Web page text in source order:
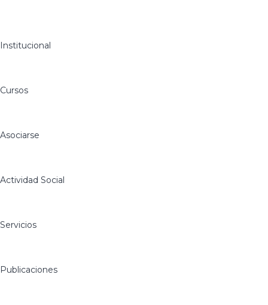
Institucional
Cursos
Asociarse
Actividad Social
Servicios
Publicaciones